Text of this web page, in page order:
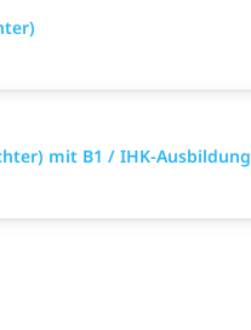
mit B1 / IHK-Ausbildung